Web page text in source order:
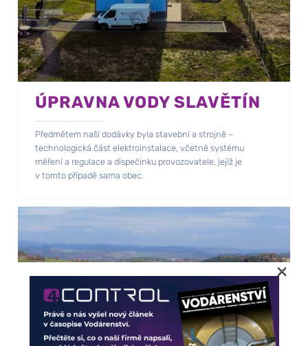
ÚPRAVNA VODY SLAVĚTÍN
Předmětem naší dodávky byla stavební a strojně –
technologická část elektroinstalace, včetně systému
měření a regulace a dispečinku provozovatele, jejíž je
v tomto případě sama obec.
×